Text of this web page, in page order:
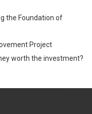
the Foundation of
Project
worth the investment?